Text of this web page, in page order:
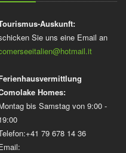
Auskunft:
Sie uns eine Email an
Homes:
bis Samstag von 9:00 -
79 678 14 36